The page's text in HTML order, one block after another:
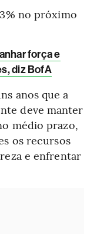
no próximo
força e
diz BofA
anos que a
deve manter
médio prazo,
os recursos
e enfrentar